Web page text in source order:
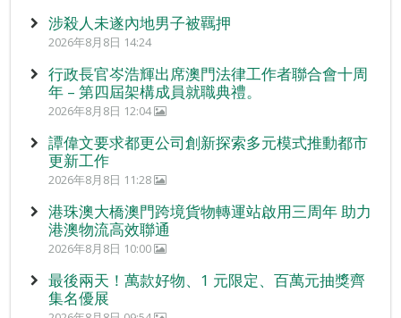
涉殺人未遂內地男子被羈押
2026年8月8日 14:24
行政長官岑浩輝出席澳門法律工作者聯合會十周
年 – 第四屆架構成員就職典禮。
2026年8月8日 12:04
譚偉文要求都更公司創新探索多元模式推動都市
更新工作
2026年8月8日 11:28
港珠澳大橋澳門跨境貨物轉運站啟用三周年 助力
港澳物流高效聯通
2026年8月8日 10:00
最後兩天！萬款好物、1 元限定、百萬元抽獎齊
集名優展